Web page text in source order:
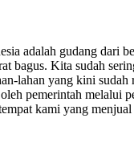
adalah gudang dari
Kita sudah
lahan yang kini
pemerintah melalui
kami yang menjual